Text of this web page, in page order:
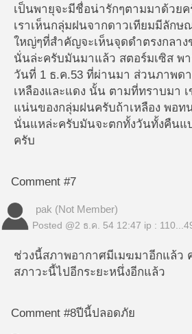
เป็นพายุจะมีชื่อน่ารักๆตามมาด้วยค
เราเห็นกลุ่มฝนจากดาวเทียมมีลัก
ใหญ่ๆที่สำคัญจะเห็นจุดดำตรงกลาง
นั่นล่ะครับมันมาแล้ว สตอร์มเซิส พ
วันที่ 1 ธ.ค.53 ที่ผ่านมา ส่วนภาพด
เหลืองและแดง นั้น ตามที่ทราบมา
แน่นของกลุ่มฝนครับถ้าเหลือง พอท
นั่นแหล่ะครับมันจะตกทั้งวันทั้งคืนแ
ครับ
Comment #7
pak (Not Member)
Posted @2 ธ.ค. 54 12:47 ip :
ช่วงนี้สภาพอากาศมีเมฆมาอีกแล้ว
สภาวะนี้ไปอีกระยะหนึ่งอีกแล้ว
Comment #8ปีนี้ปลอดภัย